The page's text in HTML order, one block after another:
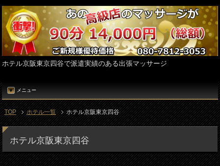
ホテル京阪東京四谷で派遣実績のある出張マッサージ
メニュー
TOP ホテル一覧 ホテル京阪東京四谷
ホテル京阪東京四谷